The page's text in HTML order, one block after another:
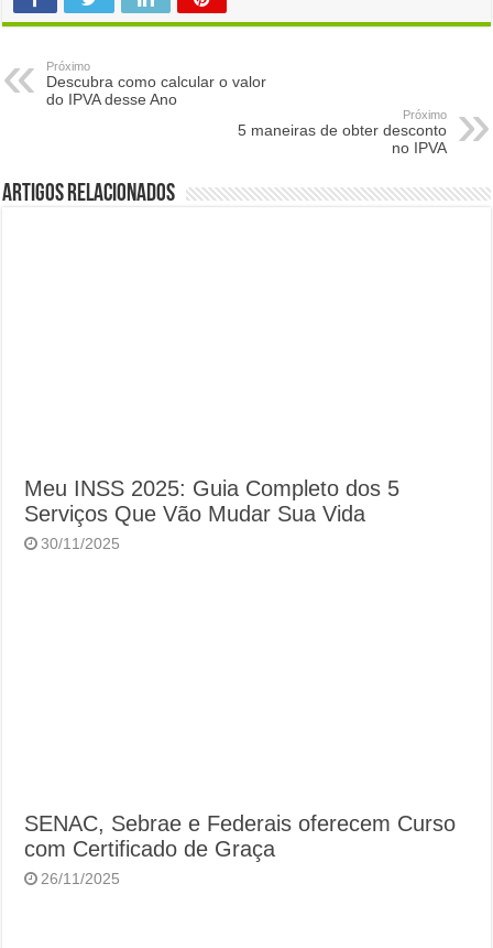
Próximo
Descubra como calcular o valor
do IPVA desse Ano
Próximo
5 maneiras de obter desconto
no IPVA
Artigos Relacionados
Meu INSS 2025: Guia Completo dos 5
Serviços Que Vão Mudar Sua Vida
30/11/2025
SENAC, Sebrae e Federais oferecem Curso
com Certificado de Graça
26/11/2025